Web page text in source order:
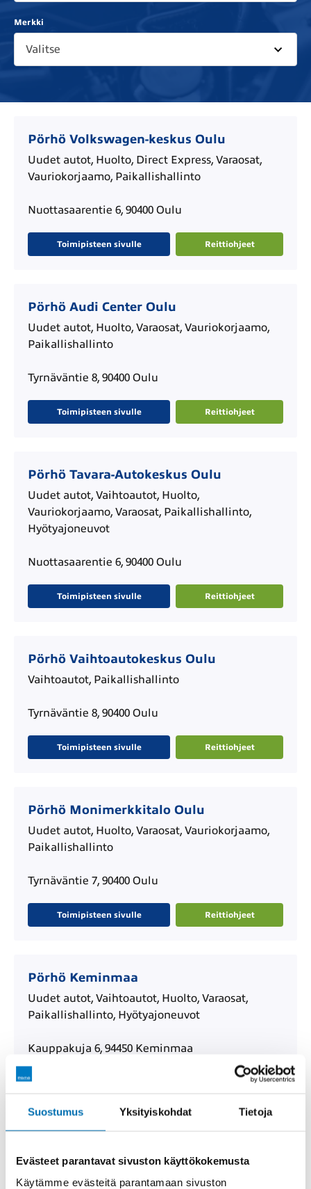
Suostumus Yksityiskohdat Tietoja
Evästeet parantavat sivuston käyttökokemusta
Käytämme evästeitä parantamaan sivuston
Merkki
Valitse
Pörhö Volkswagen-keskus Oulu
Uudet autot, Huolto, Direct Express, Varaosat,
Vauriokorjaamo, Paikallishallinto
Nuottasaarentie 6, 90400 Oulu
Toimipisteen sivulle Reittiohjeet
Pörhö Audi Center Oulu
Uudet autot, Huolto, Varaosat, Vauriokorjaamo,
Paikallishallinto
Tyrnäväntie 8, 90400 Oulu
Toimipisteen sivulle Reittiohjeet
Pörhö Tavara-Autokeskus Oulu
Uudet autot, Vaihtoautot, Huolto,
Vauriokorjaamo, Varaosat, Paikallishallinto,
Hyötyajoneuvot
Nuottasaarentie 6, 90400 Oulu
Toimipisteen sivulle Reittiohjeet
Pörhö Vaihtoautokeskus Oulu
Vaihtoautot, Paikallishallinto
Tyrnäväntie 8, 90400 Oulu
Toimipisteen sivulle Reittiohjeet
Pörhö Monimerkkitalo Oulu
Uudet autot, Huolto, Varaosat, Vauriokorjaamo,
Paikallishallinto
Tyrnäväntie 7, 90400 Oulu
Toimipisteen sivulle Reittiohjeet
Pörhö Keminmaa
Uudet autot, Vaihtoautot, Huolto, Varaosat,
Paikallishallinto, Hyötyajoneuvot
Kauppakuja 6, 94450 Keminmaa
Reittiohjeet
Vaihtoautot, Uudet autot